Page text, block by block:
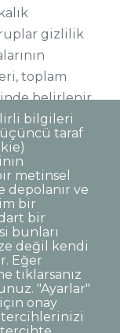
gizlilik
toplam
belirlenir
bilgileri
taraf
metinsel
depolanır ve
bir
bir
bunları
değil kendi
Eğer
tıklarsanız
"Ayarlar"
onay
tercihlerinizi
06420, Kolej